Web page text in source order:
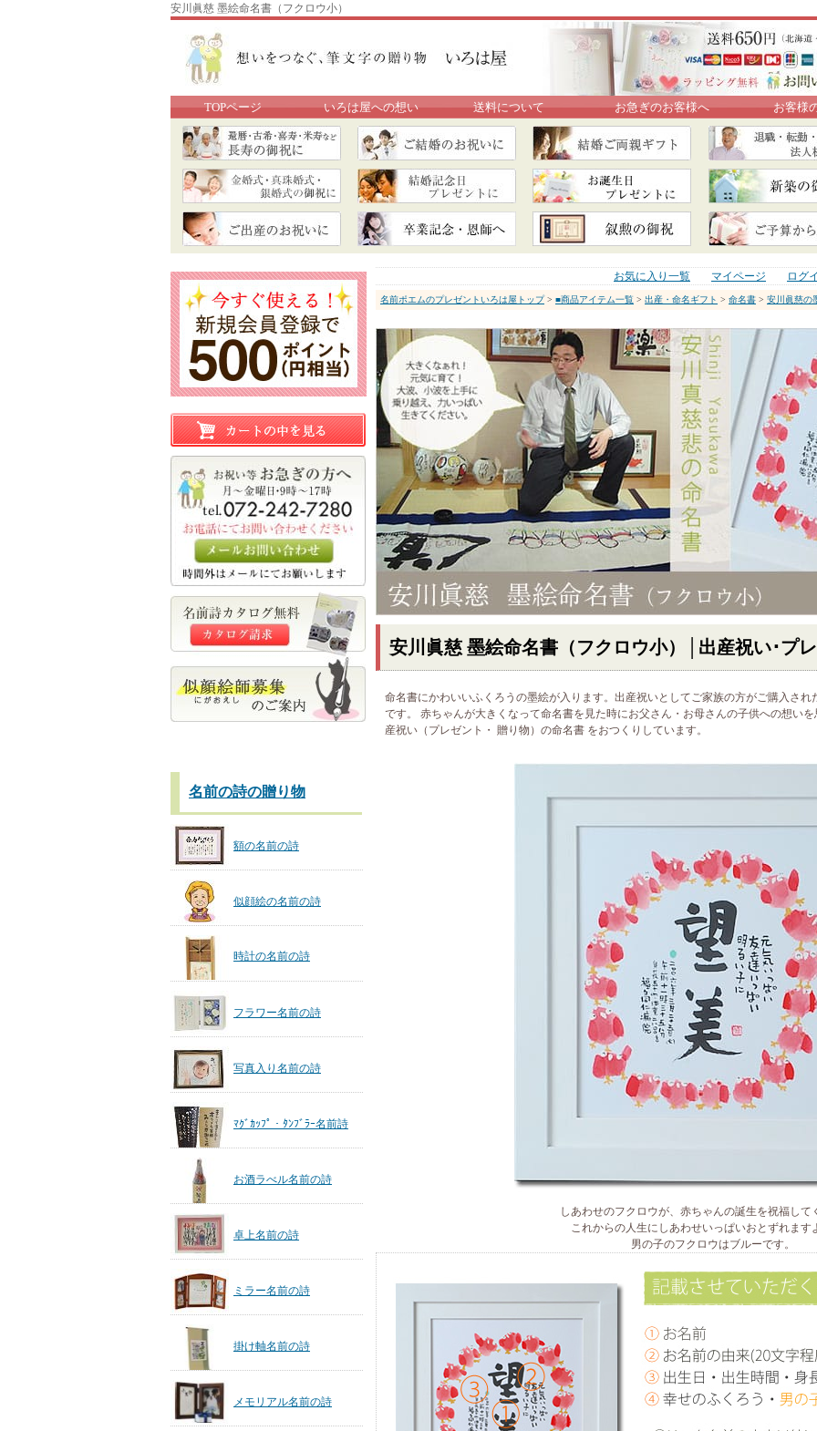
安川眞慈 墨絵命名書（フクロウ小）
TOPページ いろは屋への想い 送料について お急ぎのお客様へ お客様
名前の詩の贈り物
額の名前の詩
似顔絵の名前の詩
時計の名前の詩
フラワー名前の詩
写真入り名前の詩
ﾏｸﾞｶｯﾌﾟ・ﾀﾝﾌﾞﾗｰ名前詩
お酒ラべル名前の詩
卓上名前の詩
ミラー名前の詩
掛け軸名前の詩
メモリアル名前の詩
お気に入り一覧 マイページ ログ
名前ポエムのプレゼントいろは屋トップ> ■商品アイテム一覧 > 出産・命名ギフト > 命名書 > 安川眞慈の
安川眞慈 墨絵命名書（フクロウ小）│出産祝い･プ
命名書にかわいいふくろうの墨絵が入ります。出産祝いとしてご家族の方がご購入さ
です。 赤ちゃんが大きくなって命名書を見た時にお父さん・お母さんの子供への想い
産祝い（プレゼント・ 贈り物）の命名書 をおつくりしています。
しあわせのフクロウが、赤ちゃんの誕生を祝福して
これからの人生にしあわせいっぱいおとずれます
男の子のフクロウはブルーです。